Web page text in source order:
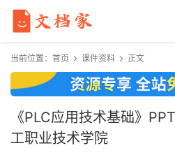
当前位置： 首页 课件资料 正文
《PLC应用技术基础》
工职业技术学院